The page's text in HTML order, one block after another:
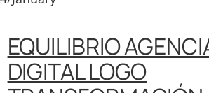
EQUILIBRIO
DIGITAL LOGO